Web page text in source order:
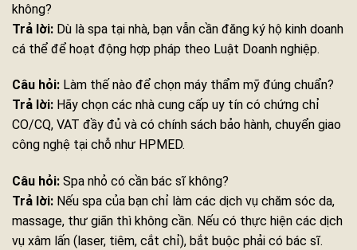
không?
Trả lời: Dù là spa tại nhà, bạn vẫn cần đăng ký hộ kinh doanh
cá thể để hoạt động hợp pháp theo Luật Doanh nghiệp.
Câu hỏi: Làm thế nào để chọn máy thẩm mỹ đúng chuẩn?
Trả lời: Hãy chọn các nhà cung cấp uy tín có chứng chỉ
CO/CQ, VAT đầy đủ và có chính sách bảo hành, chuyển giao
công nghệ tại chỗ như HPMED.
Câu hỏi: Spa nhỏ có cần bác sĩ không?
Trả lời: Nếu spa của bạn chỉ làm các dịch vụ chăm sóc da,
massage, thư giãn thì không cần. Nếu có thực hiện các dịch
vụ xâm lấn (laser, tiêm, cắt chỉ), bắt buộc phải có bác sĩ.